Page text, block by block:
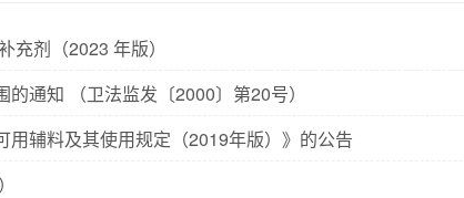
充剂（2023 年版）
通知 （卫法监发〔2000〕第20号）
辅料及其使用规定（2019年版）》的公告